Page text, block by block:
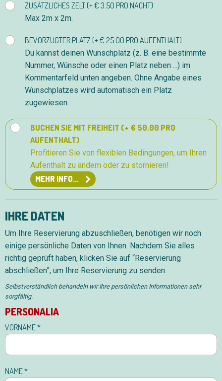
ZUSÄTZLICHES ZELT (+ € 3.50 PRO NACHT)
Max 2m x 2m.
BEVORZUGTER PLATZ (+ € 25.00 PRO AUFENTHALT)
Du kannst deinen Wunschplatz (z. B. eine bestimmte
Nummer, Wünsche oder einen Platz neben ...) im
Kommentarfeld unten angeben. Ohne Angabe eines
Wunschplatzes wird automatisch ein Platz
zugewiesen.
BUCHEN SIE MIT FREIHEIT (+ € 50.00 PRO
AUFENTHALT)
Profitieren Sie von flexiblen Bedingungen, um Ihren
Aufenthalt zu ändern oder zu stornieren!
MEHR INFO...
IHRE DATEN
Um Ihre Reservierung abzuschließen, benötigen wir noch
einige persönliche Daten von Ihnen. Nachdem Sie alles
richtig geprüft haben, klicken Sie auf “Reservierung
abschließen”, um Ihre Reservierung zu senden.
Selbstverständlich behandeln wir Ihre persönlichen Informationen sehr
sorgfältig.
Reservieren
PERSONALIA
VORNAME*
NAME*